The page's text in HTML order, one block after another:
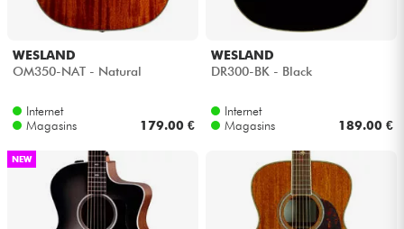
Violons & Quatuor
Eveil Musical
Câbles & Access.
HiFi
Packs
WESLAND
OM350-NAT - Natural
Internet
Magasins
179.00 €
WESLAND
DR300-BK - Black
Internet
Magasins
189.00 €
NEW